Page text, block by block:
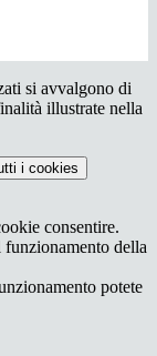
si avvalgono di
illustrate nella
i cookies
consentire.
della
potete